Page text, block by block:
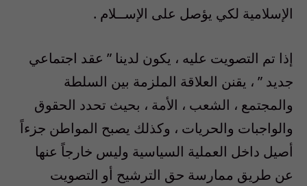
الإسلامية لكي يؤصل على الإســلام .
إذا تم التصويت عليه ، يكون لدينا ” عقد اجتماعي
جديد ” ، يقنن العلاقة الملزمة بين السلطة
والمجتمع ، الشعب ، الأمة ، بحيث تحدد الحقوق
والواجبات والحريات ، وكذلك يصبح المواطن جزءاً
أصيل داخل العملية السياسية وليس خارجاً عنها
عن طريق ممارسة حق الترشيح أو التصويت